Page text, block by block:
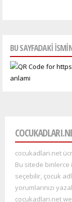
BU SAYFADAKI
cocukadlari.net
Bu sitede binlerce
seçebilir, çocuk
yorumlarınızı
cocukadlari.net